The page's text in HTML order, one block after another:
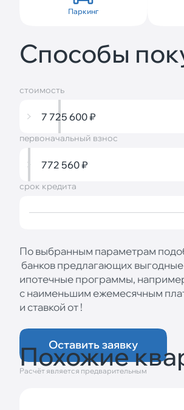
Паркинг
Способы
стоимость
7 725 600₽
первоначальный взнос
772 560₽
срок кредита
По выбранным параметрам
банков предлагающих выгодные
ипотечные программы,
с наименьшим ежемесячным
и ставкой от!
Оставить заявку
Расчёт является предварительным
Похожие